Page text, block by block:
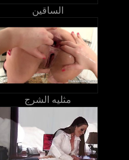
الساقين
مثليه الشرج